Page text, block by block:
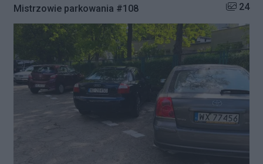
Mistrzowie parkowania #108 Liczba
24